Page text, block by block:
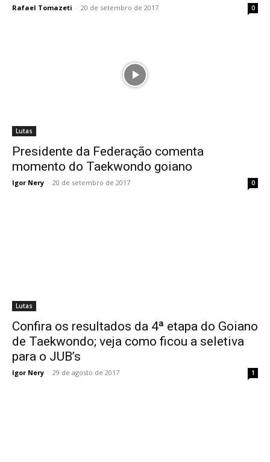
Rafael Tomazeti - 20 de setembro de 2017 0
Lutas
Presidente da Federação comenta
momento do Taekwondo goiano
Igor Nery - 20 de setembro de 2017 0
Lutas
Confira os resultados da 4ª etapa do Goiano
de Taekwondo; veja como ficou a seletiva
para o JUB’s
Igor Nery - 29 de agosto de 2017 1